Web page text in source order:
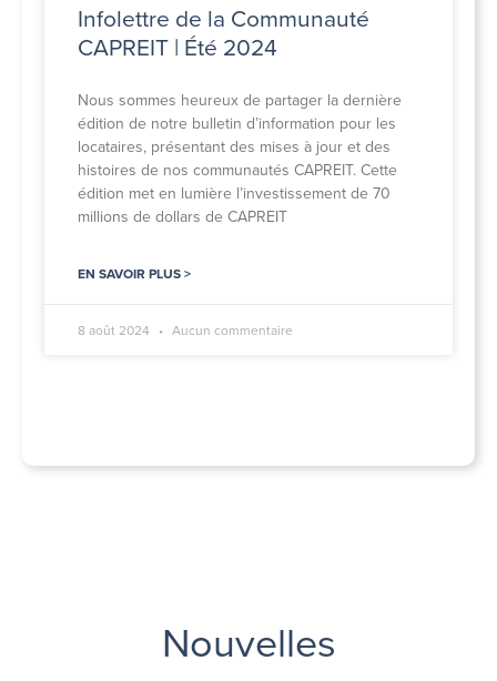
Infolettre de la Communauté
CAPREIT | Été 2024
Nous sommes heureux de partager la dernière
édition de notre bulletin d’information pour les
locataires, présentant des mises à jour et des
histoires de nos communautés CAPREIT. Cette
édition met en lumière l’investissement de 70
millions de dollars de CAPREIT
EN SAVOIR PLUS >
8 août 2024 Aucun commentaire
Nouvelles